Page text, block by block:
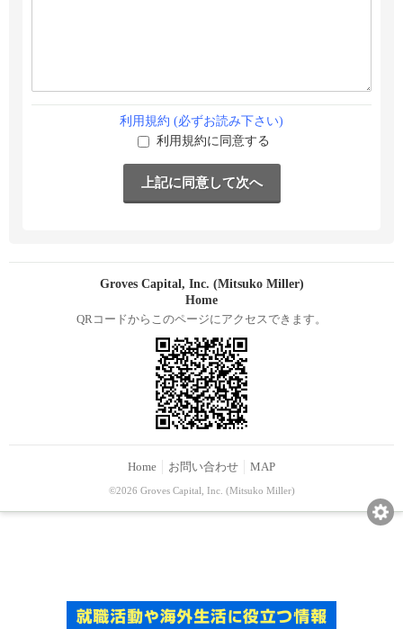
利用規約 (必ずお読み下さい)
利用規約に同意する
Groves Capital, Inc. (Mitsuko Miller)
Home
QRコードからこのページにアクセスできます。
Home お問い合わせ MAP
©2026 Groves Capital, Inc. (Mitsuko Miller)